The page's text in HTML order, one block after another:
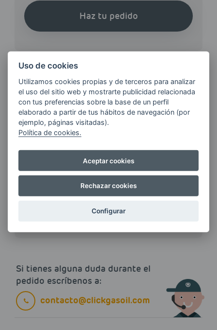
Haz tu pedido
¿QUIERES ESTAR AL DÍA DE
LAS
ÚLTIMAS NOVEDADES?
E-MAIL
Más información
Si tienes alguna duda durante el
pedido escríbenos a:
contacto@clickgasoil.com
Uso de cookies
Utilizamos cookies propias y de terceros para analizar
el uso del sitio web y mostrarte publicidad relacionada
con tus preferencias sobre la base de un perfil
elaborado a partir de tus hábitos de navegación (por
ejemplo, páginas visitadas).
Política de cookies.
Aceptar cookies
Rechazar cookies
Configurar